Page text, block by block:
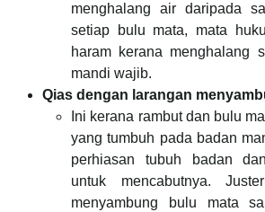
menghalang air daripada
setiap bulu mata, mata
haram kerana menghalang
mandi wajib.
Qias dengan larangan
Ini kerana rambut dan bulu
yang tumbuh pada badan
perhiasan tubuh badan
untuk mencabutnya.
menyambung bulu mata